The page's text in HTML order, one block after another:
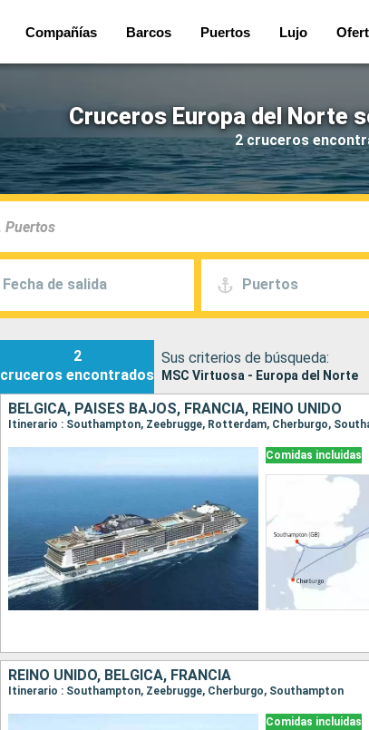
Compañías Barcos Puertos Lujo
Cruceros Europa del Norte
2 cruceros
Fecha de salida Puertos
2
cruceros encontrados
Sus criterios de búsqueda:
MSC Virtuosa - Europa del Norte
BÉLGICA, PAISES BAJOS, FRANCIA, REINO UNIDO
Itinerario : Southampton, Zeebrugge, Rotterdam, Cherburgo,
Comidas incluidas
REINO UNIDO, BÉLGICA, FRANCIA
Itinerario : Southampton, Zeebrugge, Cherburgo, Southampton
Comidas incluidas